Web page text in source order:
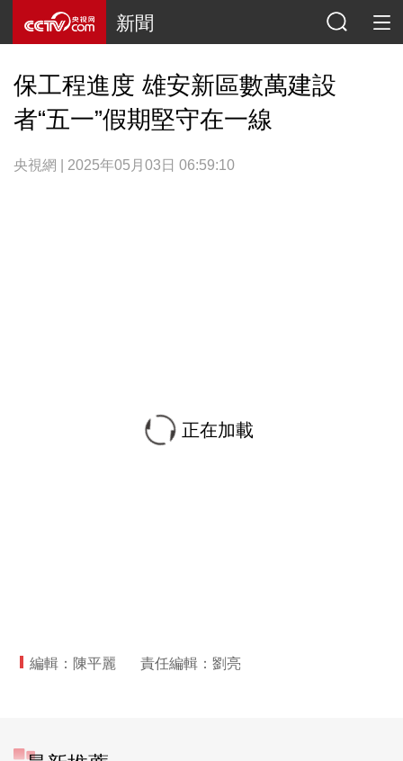
新聞
保工程進度 雄安新區數萬建設
者“五一”假期堅守在一線
央視網 | 2025年05月03日 06:59:10
正在加載
編輯：陳平麗 責任編輯：劉亮